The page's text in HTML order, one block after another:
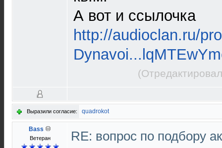
А вот и ссылочка
http://audioclan.ru/
Выразили согласие: quadrokot
Bass
Ветеран
RE: вопрос по подбору